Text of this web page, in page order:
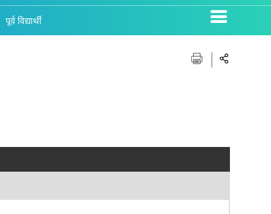
पूर्व विद्यार्थी